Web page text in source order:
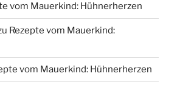
vom Mauerkind: Hühnerherzen
Rezepte vom Mauerkind:
vom Mauerkind: Hühnerherzen